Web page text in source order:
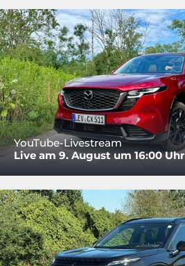
YouTube-Livestream
Live am 9. August um 16:00 Uhr